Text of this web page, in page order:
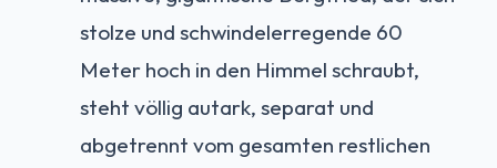
stolze und schwindelerregende 60
Meter hoch in den Himmel schraubt,
steht völlig autark, separat und
abgetrennt vom gesamten restlichen